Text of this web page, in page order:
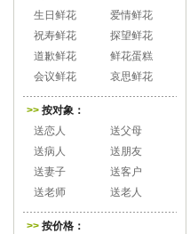
生日鲜花
爱情鲜花
祝寿鲜花
探望鲜花
道歉鲜花
鲜花蛋糕
会议鲜花
哀思鲜花
>> 按对象：
送恋人
送父母
送病人
送朋友
送妻子
送客户
送老师
送老人
>> 按价格：